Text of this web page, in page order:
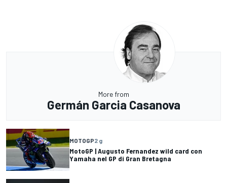
More from
Germán Garcia Casanova
MOTOGP2 g
MotoGP | Augusto Fernandez wild card con
Yamaha nel GP di Gran Bretagna